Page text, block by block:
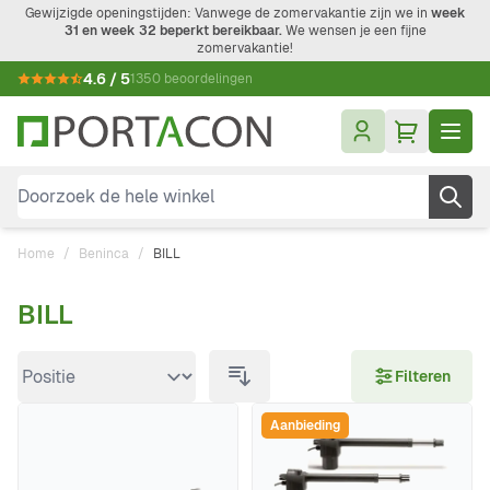
Ga naar de inhoud
Gewijzigde openingstijden: Vanwege de zomervakantie zijn we in week
31 en week 32 beperkt bereikbaar.We wensen je een fijne
zomervakantie!
4.6 / 51350 beoordelingen
Doorzoek de hele winkel
Home / Beninca / BILL
Doorgaan naar productlijst
BILL
Filteren
Aanbieding